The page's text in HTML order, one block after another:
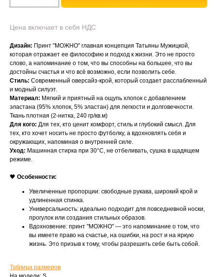
Цена включает в себя НДС
Дизайн: Принт "МОЖНО" главная концепция Татьяны Мужицкой,
которая отражает ее философию и подход к жизни. Это не просто
слово, а напоминание о том, что вы способны на большее, что вы
достойны счастья и что всё возможно, если позволить себе.
Стиль: Современный оверсайз-крой, который создает расслабленный
и модный силуэт.
Материал: Мягкий и приятный на ощупь хлопок с добавлением
эластана (95% хлопок, 5% эластан) для легкости и долговечности.
Ткань плотная (2-нитка, 240 гр/кв.м)
Для кого: Для тех, кто ценит комфорт, стиль и глубокий смысл. Для
тех, кто хочет носить не просто футболку, а вдохновлять себя и
окружающих, напоминая о внутренней силе.
Уход: Машинная стирка при 30°C, не отбеливать, сушка в щадящем
режиме.
🖤 Особенности:
Увеличенные пропорции: свободные рукава, широкий крой и
удлиненная спинка.
Универсальность: идеально подходит для повседневной носки,
прогулок или создания стильных образов.
Вдохновение: принт "МОЖНО" — это напоминание о том, что
вы имеете право на счастье, на ошибки, на рост и на яркую
жизнь. Это призыв к тому, чтобы разрешить себе быть собой.
Таблица размеров